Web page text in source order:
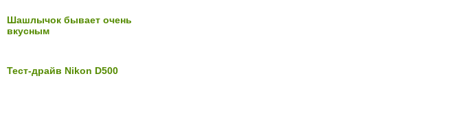
Шашлычок бывает очень
вкусным
Тест-драйв Nikon D500